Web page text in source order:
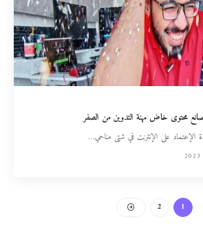
محتوى خاض مهنة التدوين من الصفر
الإعتماد على الإنترنت في شتى مناحي…
1
2